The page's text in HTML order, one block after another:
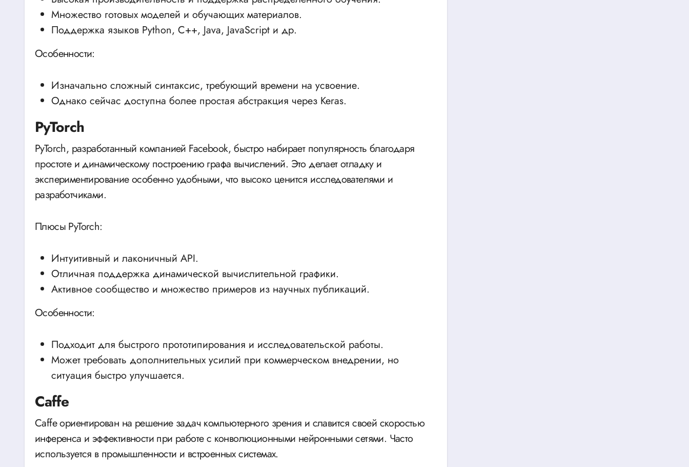
Множество готовых моделей и обучающих материалов.
Поддержка языков Python, C++, Java, JavaScript и др.
Особенности:
Изначально сложный синтаксис, требующий времени на усвоение.
Однако сейчас доступна более простая абстракция через Keras.
PyTorch
PyTorch, разработанный компанией Facebook, быстро набирает популярность благодаря
простоте и динамическому построению графа вычислений. Это делает отладку и
экспериментирование особенно удобными, что высоко ценится исследователями и
разработчиками.
Плюсы PyTorch:
Интуитивный и лаконичный API.
Отличная поддержка динамической вычислительной графики.
Активное сообщество и множество примеров из научных публикаций.
Особенности:
Подходит для быстрого прототипирования и исследовательской работы.
Может требовать дополнительных усилий при коммерческом внедрении, но
ситуация быстро улучшается.
Caffe
Caffe ориентирован на решение задач компьютерного зрения и славится своей скоростью
инференса и эффективности при работе с конволюционными нейронными сетями. Часто
используется в промышленности и встроенных системах.